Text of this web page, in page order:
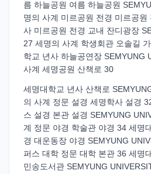
름 하늘공원 여름 하늘공원
명의 사계 미르공원 전경 미르공원
사 미르공원 전경 교내 잔디광장
27 세명의 사계 학생회관 오솔길
학교 년사 하늘공연장 SEMYUNG
사계 세명공원 산책로 30
세명대학교 년사 산책로
의 사계 정문 설경 세명학사 설경
스 설경 본관 설경 SEMYUNG
계 정문 야경 학술관 야경 34 세명
경 대운동장 야경 SEMYUNG
퍼스 대학 정문 대학 본관 36 세명
민송도서관 SEMYUNG